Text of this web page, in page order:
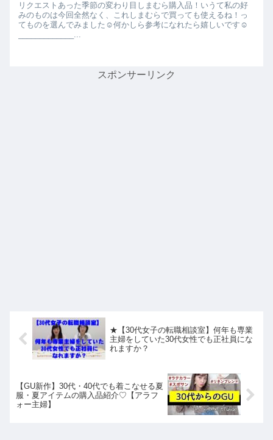
リクエストあった季節の変わり目しまむら購入品！いうて私の好
みのものは今回全然なく、これしまむらで買っても使えるね！っ
てものを選んでみました☺︎何かしら参考になれたら嬉しいです☺︎
_____________...
スポンサーリンク
★【30代女子の転職相談室】何年も専業
主婦をしていた30代女性でも正社員にな
れますか？
【GU新作】30代・40代でも着こなせる夏
服・夏アイテムの購入品紹介♡【アラフ
ォー主婦】